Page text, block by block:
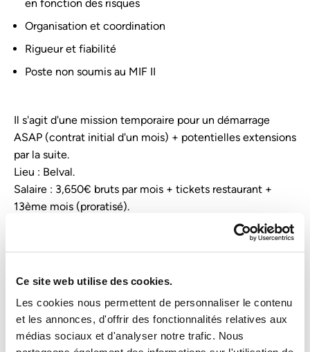
Ce site web utilise des cookies.
Les cookies nous permettent de personnaliser le contenu
et les annonces, d'offrir des fonctionnalités relatives aux
médias sociaux et d'analyser notre trafic. Nous
en fonction des risques
Organisation et coordination
Rigueur et fiabilité
Poste non soumis au MIF II
Il s'agit d'une mission temporaire pour un démarrage
ASAP (contrat initial d'un mois) + potentielles extensions
par la suite.
Lieu : Belval.
Salaire : 3,650€ bruts par mois + tickets restaurant +
13ème mois (proratisé).
Bons motivos para escolher a Sofitex